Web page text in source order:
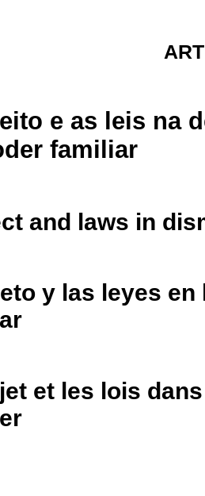
e as leis na
familiar
and laws in
y las leyes
et les lois